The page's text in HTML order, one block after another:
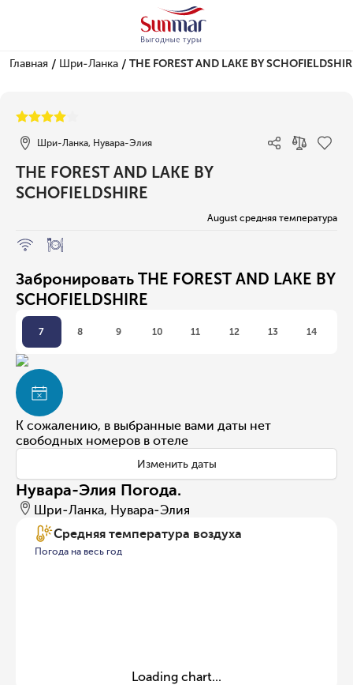
Главная / Шри-Ланка / THE FOREST AND LAKE BY
Шри-Ланка, Нувара-Элия
THE FOREST AND LAKE BY
SCHOFIELDSHIRE
August средняя температура
Забронировать THE FOREST AND LAKE BY
SCHOFIELDSHIRE
7 8 9 10 11 12 13 14
К сожалению, в выбранные вами даты нет
свободных номеров в отеле
Изменить даты
Нувара-Элия Погода.
Шри-Ланка, Нувара-Элия
Средняя температура воздуха
Погода на весь год
Loading chart...